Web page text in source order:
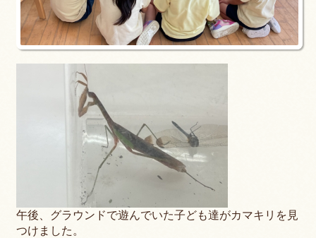
午後、グラウンドで遊んでいた子ども達がカマキリを見
つけました。